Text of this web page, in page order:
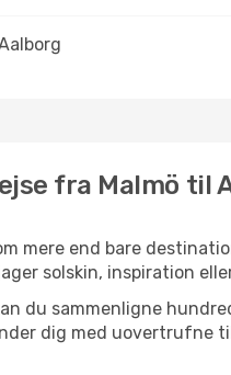
fra Malmö til
mere end bare
solskin, inspiration
du sammenligne
dig med uovertrufne